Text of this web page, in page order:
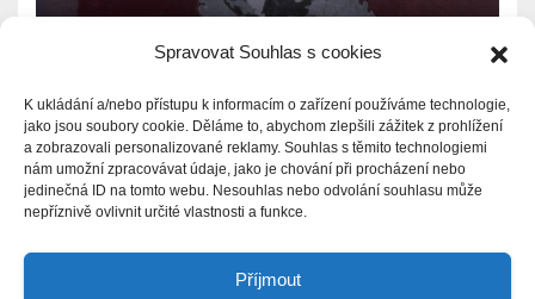
Spravovat Souhlas s cookies
K ukládání a/nebo přístupu k informacím o zařízení používáme technologie,
jako jsou soubory cookie. Děláme to, abychom zlepšili zážitek z prohlížení
a zobrazovali personalizované reklamy. Souhlas s těmito technologiemi
nám umožní zpracovávat údaje, jako je chování při procházení nebo
jedinečná ID na tomto webu. Nesouhlas nebo odvolání souhlasu může
nepříznivě ovlivnit určité vlastnosti a funkce.
Příjmout
Zprávy.Ašsko.eu